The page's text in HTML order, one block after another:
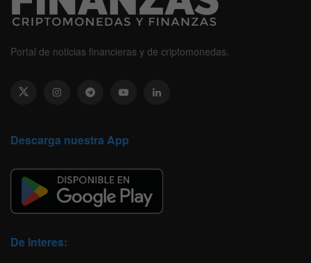
Portal de noticias financieras y de criptomonedas.
Descarga nuestra App
De Interes: